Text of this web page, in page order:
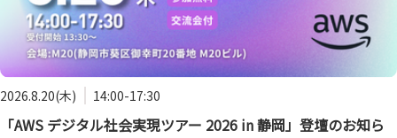
2026.8.20(木) 14:00-17:30
「AWS デジタル社会実現ツアー 2026 in 静岡」登壇のお知ら